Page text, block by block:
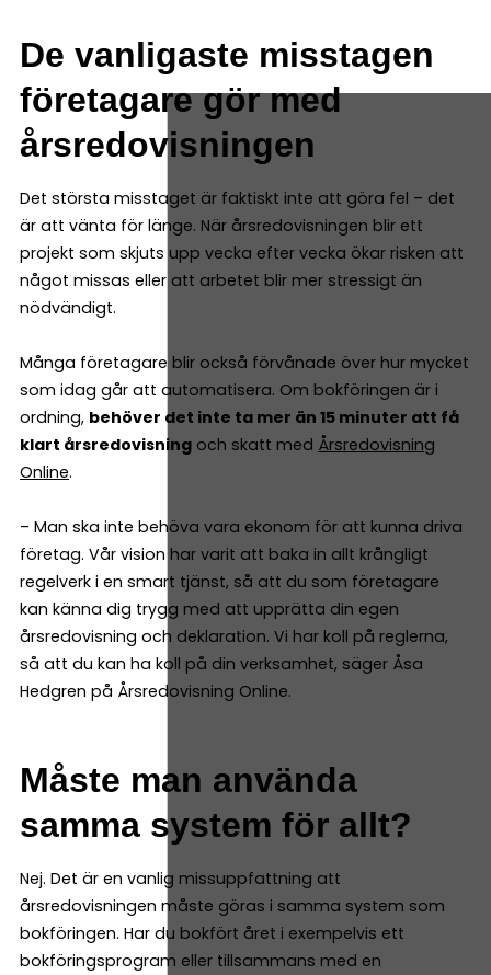
De vanligaste misstagen
företagare gör med
årsredovisningen
Det största misstaget är faktiskt inte att göra fel – det
är att vänta för länge. När årsredovisningen blir ett
projekt som skjuts upp vecka efter vecka ökar risken att
något missas eller att arbetet blir mer stressigt än
nödvändigt.
Många företagare blir också förvånade över hur mycket
som idag går att automatisera. Om bokföringen är i
ordning, behöver det inte ta mer än 15 minuter att få
klart årsredovisning och skatt med Årsredovisning
Online.
– Man ska inte behöva vara ekonom för att kunna driva
företag. Vår vision har varit att baka in allt krångligt
regelverk i en smart tjänst, så att du som företagare
kan känna dig trygg med att upprätta din egen
årsredovisning och deklaration. Vi har koll på reglerna,
så att du kan ha koll på din verksamhet, säger Åsa
Hedgren på Årsredovisning Online.
Måste man använda
samma system för allt?
Nej. Det är en vanlig missuppfattning att
årsredovisningen måste göras i samma system som
bokföringen. Har du bokfört året i exempelvis ett
bokföringsprogram eller tillsammans med en